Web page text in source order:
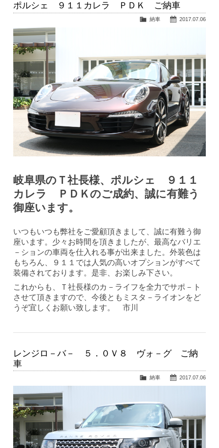
ポルシェ ９１１カレラ ＰＤＫ ご納車
2017.07.06
納車
岐阜県のＴ社長様、ポルシェ ９１１
カレラ ＰＤＫのご成約、誠に有難う
御座います。
いつもいつも弊社をご愛顧頂きまして、誠に有難う御
座います。少々お時間を頂きましたが、最高なバリエ
－ションの車両を仕入れる事が出来ました。外装色は
もちろん、９１１では人気の高いオプションがすべて
装備されております。是非、お楽しみ下さい。
これからも、Ｔ社長様のカ－ライフを全力でサポ－ト
させて頂きますので、今後ともミスタ－ライオンをど
うぞ宜しくお願い致します。 市川
レンジロ－バ－ ５．０Ｖ８ ヴォ－グ ご納
車
2017.07.06
納車